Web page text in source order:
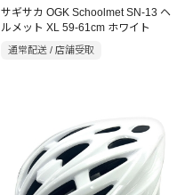
サギサカ OGK Schoolmet SN-13 ヘ
ルメット XL 59-61cm ホワイト
通常配送 / 店舗受取